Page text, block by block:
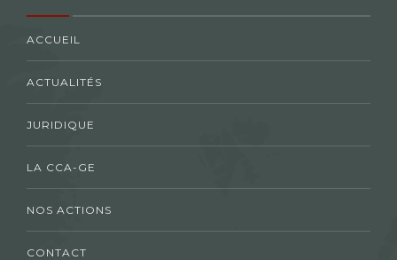
ACCUEIL
ACTUALITÉS
JURIDIQUE
LA CCA-GE
NOS ACTIONS
CONTACT